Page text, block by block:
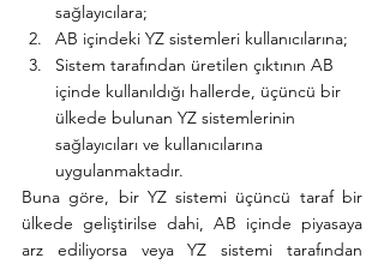
sağlayıcılara;
AB içindeki YZ sistemleri kullanıcılarına;
Sistem tarafından üretilen çıktının AB
içinde kullanıldığı hallerde, üçüncü bir
ülkede bulunan YZ sistemlerinin
sağlayıcıları ve kullanıcılarına
uygulanmaktadır.
Buna göre, bir YZ sistemi üçüncü taraf bir
ülkede geliştirilse dahi, AB içinde piyasaya
arz ediliyorsa veya YZ sistemi tarafından